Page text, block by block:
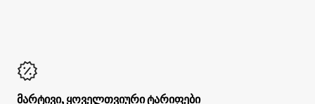
მარტივი, ყოველთვიური ტარიფები